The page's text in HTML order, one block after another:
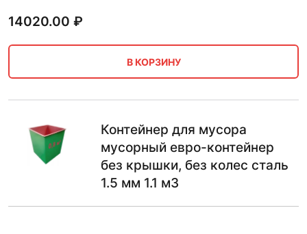
14020.00 ₽
В КОРЗИНУ
Контейнер для мусора
мусорный евро-контейнер
без крышки, без колес сталь
1.5 мм 1.1 м3